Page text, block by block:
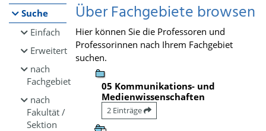
Suche
Einfach
Erweitert
nach
Fachgebiet
nach
Fakultät /
Sektion
Über Fachgebiete browsen
Hier können Sie die Professoren und
Professorinnen nach Ihrem Fachgebiet
suchen.
05 Kommunikations- und
Medienwissenschaften
2 Einträge